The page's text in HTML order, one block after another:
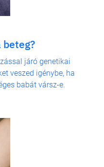
beteg?
járó genetikai
veszed igénybe, ha
babát vársz-e.